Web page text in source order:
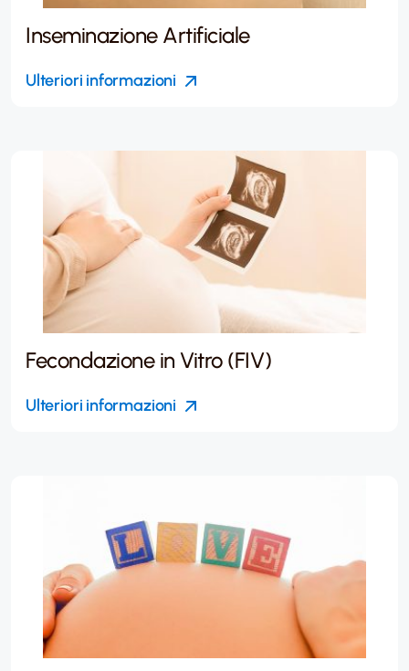
Inseminazione Artificiale
Ulteriori informazioni
Fecondazione in Vitro (FIV)
Ulteriori informazioni